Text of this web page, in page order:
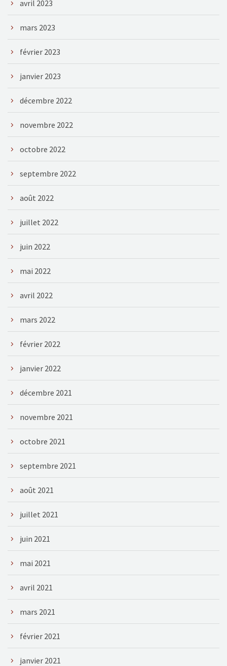
avril 2023
mars 2023
février 2023
janvier 2023
décembre 2022
novembre 2022
octobre 2022
septembre 2022
août 2022
juillet 2022
juin 2022
mai 2022
avril 2022
mars 2022
février 2022
janvier 2022
décembre 2021
novembre 2021
octobre 2021
septembre 2021
août 2021
juillet 2021
juin 2021
mai 2021
avril 2021
mars 2021
février 2021
janvier 2021